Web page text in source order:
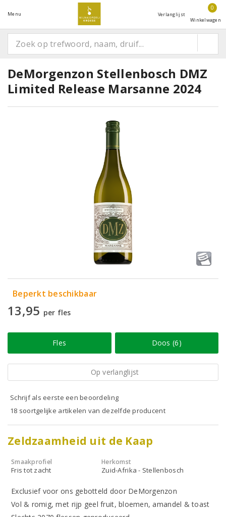
Menu Verlanglijst
0
Winkelwagen
DeMorgenzon Stellenbosch DMZ
Limited Release Marsanne 2024
Beperkt beschikbaar
13,95 per fles
Fles Doos (6)
Op verlanglijst
Schrijf als eerste een beoordeling
18 soortgelijke artikelen van dezelfde producent
Zeldzaamheid uit de Kaap
Smaakprofiel
Fris tot zacht
Herkomst
Zuid-Afrika - Stellenbosch
Exclusief voor ons gebotteld door DeMorgenzon
Vol & romig, met rijp geel fruit, bloemen, amandel & toast